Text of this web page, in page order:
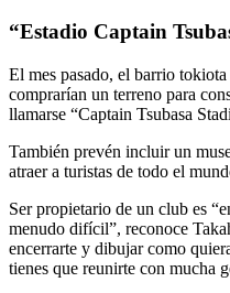
“Estadio Captain
El mes pasado, el barrio
comprarían un terreno para
llamarse “Captain Tsubasa
También prevén incluir un
atraer a turistas de todo el
Ser propietario de un club es
menudo difícil”, reconoce
encerrarte y dibujar como
tienes que reunirte con mucha